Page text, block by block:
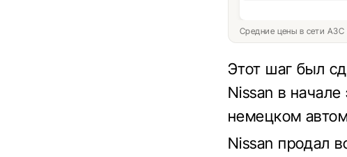
Средние цены в сети АЗС
Этот шаг был
Nissan в начале
немецком
Nissan продал